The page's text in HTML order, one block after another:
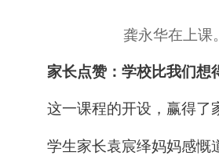
龚永华在上课。
家长点赞：学校比我们想
这一课程的开设，赢得了家
学生家长袁宸绎妈妈感慨